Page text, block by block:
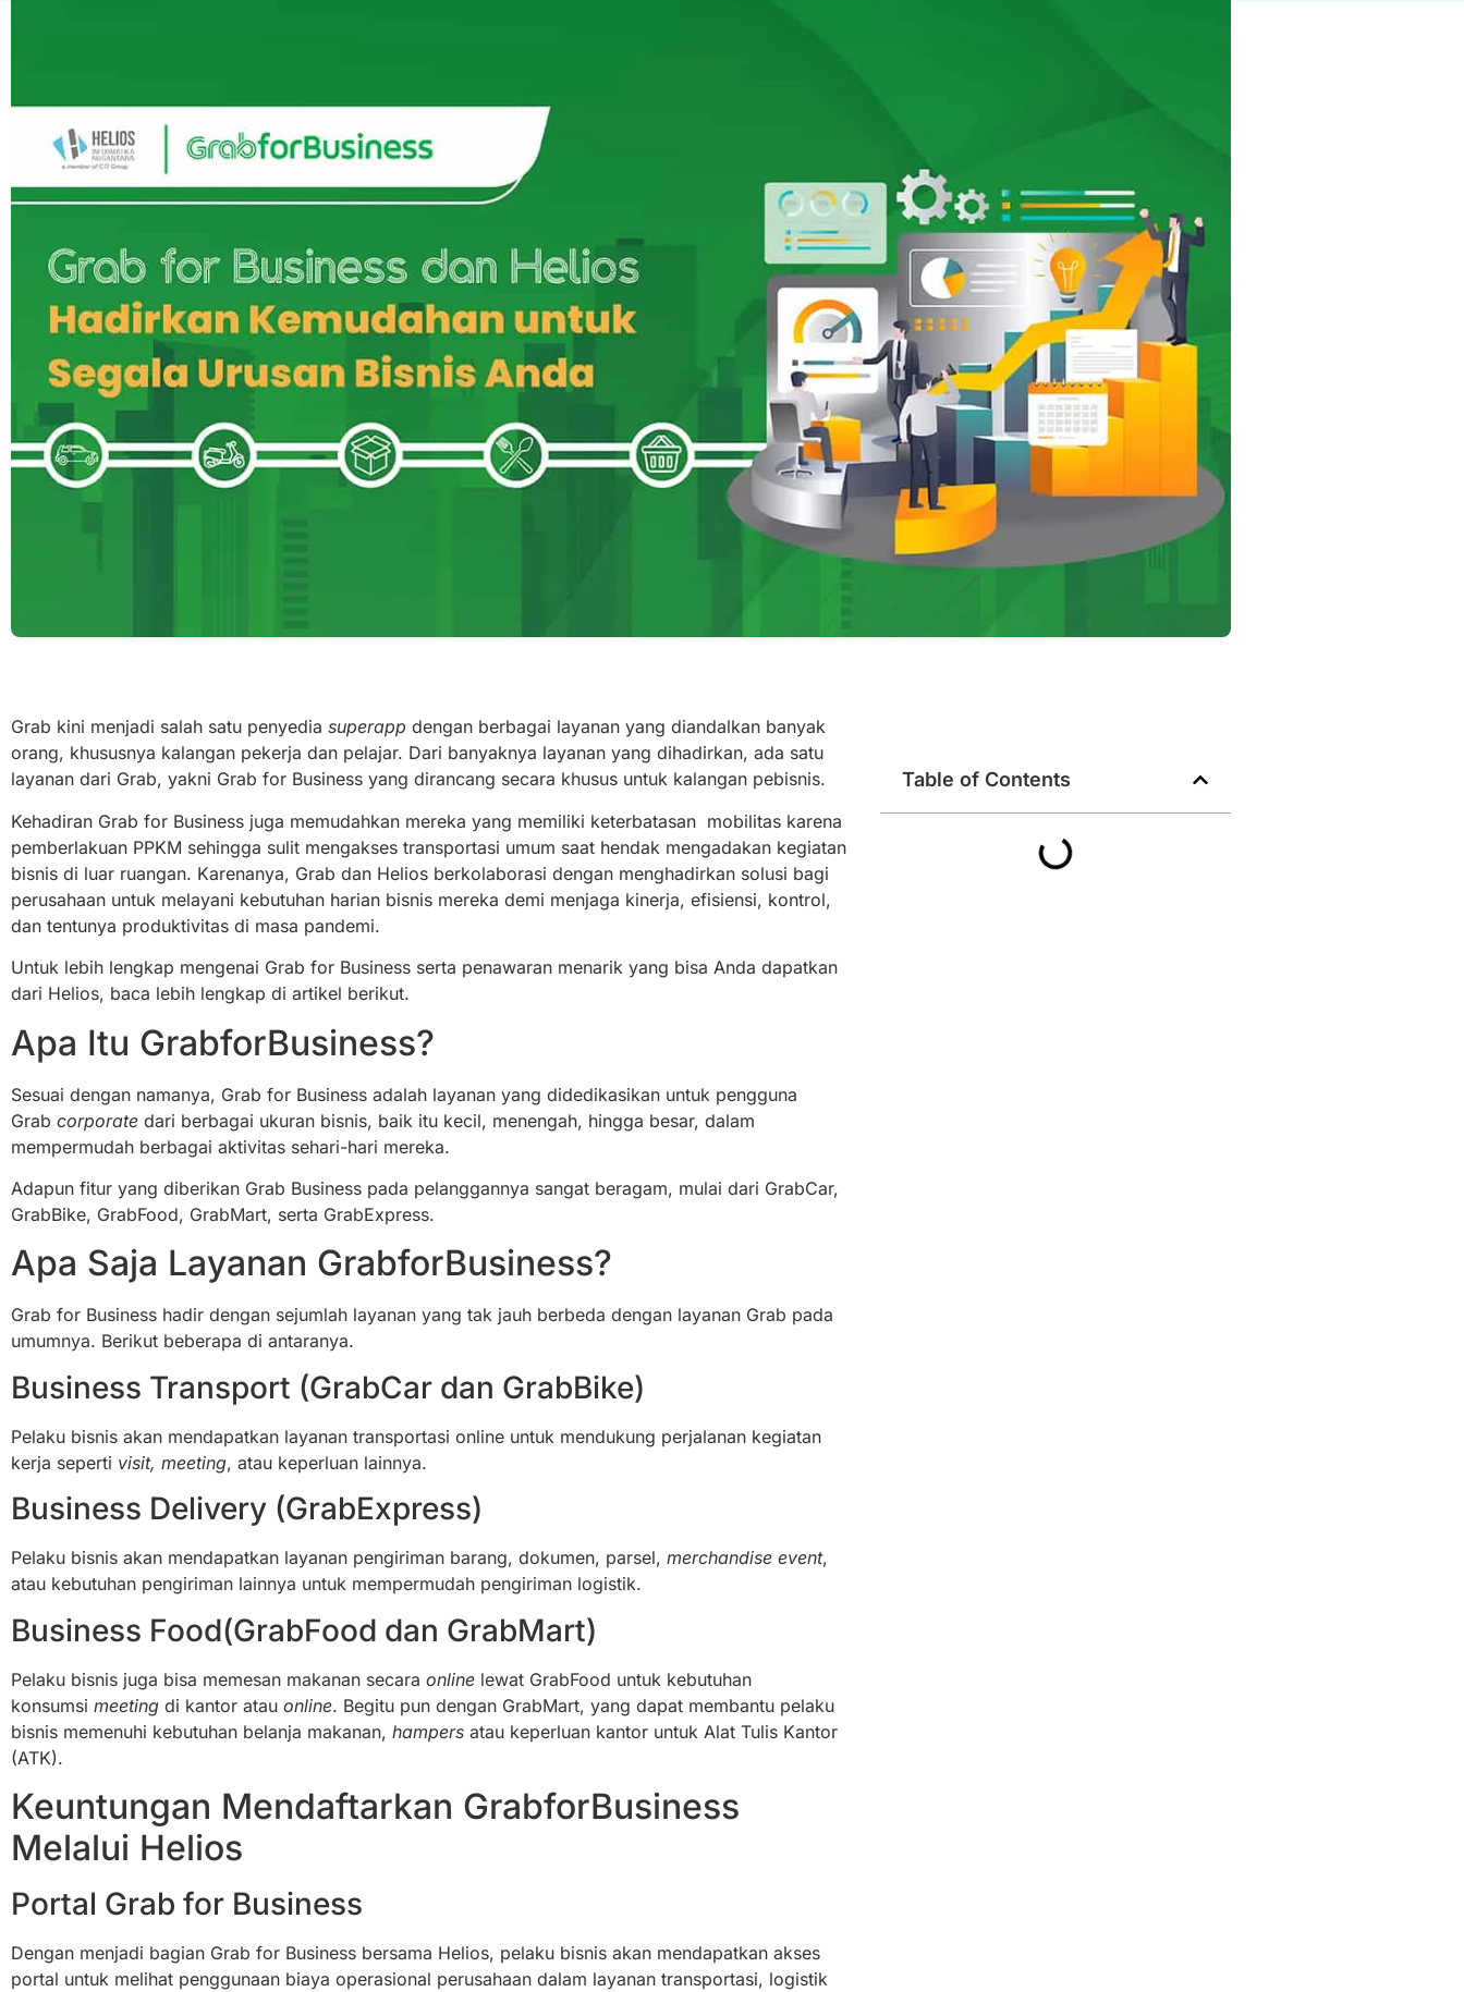
Grab kini menjadi salah satu penyedia superapp dengan berbagai layanan yang diandalkan banyak
orang, khususnya kalangan pekerja dan pelajar. Dari banyaknya layanan yang dihadirkan, ada satu
layanan dari Grab, yakni Grab for Business yang dirancang secara khusus untuk kalangan pebisnis.
Kehadiran Grab for Business juga memudahkan mereka yang memiliki keterbatasan mobilitas karena
pemberlakuan PPKM sehingga sulit mengakses transportasi umum saat hendak mengadakan kegiatan
bisnis di luar ruangan. Karenanya, Grab dan Helios berkolaborasi dengan menghadirkan solusi bagi
perusahaan untuk melayani kebutuhan harian bisnis mereka demi menjaga kinerja, efisiensi, kontrol,
dan tentunya produktivitas di masa pandemi.
Untuk lebih lengkap mengenai Grab for Business serta penawaran menarik yang bisa Anda dapatkan
dari Helios, baca lebih lengkap di artikel berikut.
Apa Itu GrabforBusiness?
Sesuai dengan namanya, Grab for Business adalah layanan yang didedikasikan untuk pengguna
Grab corporate dari berbagai ukuran bisnis, baik itu kecil, menengah, hingga besar, dalam
mempermudah berbagai aktivitas sehari-hari mereka.
Adapun fitur yang diberikan Grab Business pada pelanggannya sangat beragam, mulai dari GrabCar,
GrabBike, GrabFood, GrabMart, serta GrabExpress.
Apa Saja Layanan GrabforBusiness?
Grab for Business hadir dengan sejumlah layanan yang tak jauh berbeda dengan layanan Grab pada
umumnya. Berikut beberapa di antaranya.
Business Transport (GrabCar dan GrabBike)
Pelaku bisnis akan mendapatkan layanan transportasi online untuk mendukung perjalanan kegiatan
kerja seperti visit, meeting, atau keperluan lainnya.
Business Delivery (GrabExpress)
Pelaku bisnis akan mendapatkan layanan pengiriman barang, dokumen, parsel, merchandise event,
atau kebutuhan pengiriman lainnya untuk mempermudah pengiriman logistik.
Business Food(GrabFood dan GrabMart)
Pelaku bisnis juga bisa memesan makanan secara online lewat GrabFood untuk kebutuhan
konsumsi meeting di kantor atau online. Begitu pun dengan GrabMart, yang dapat membantu pelaku
bisnis memenuhi kebutuhan belanja makanan, hampers atau keperluan kantor untuk Alat Tulis Kantor
(ATK).
Keuntungan Mendaftarkan GrabforBusiness
Melalui Helios
Portal Grab for Business
Dengan menjadi bagian Grab for Business bersama Helios, pelaku bisnis akan mendapatkan akses
portal untuk melihat penggunaan biaya operasional perusahaan dalam layanan transportasi, logistik
Table of Contents